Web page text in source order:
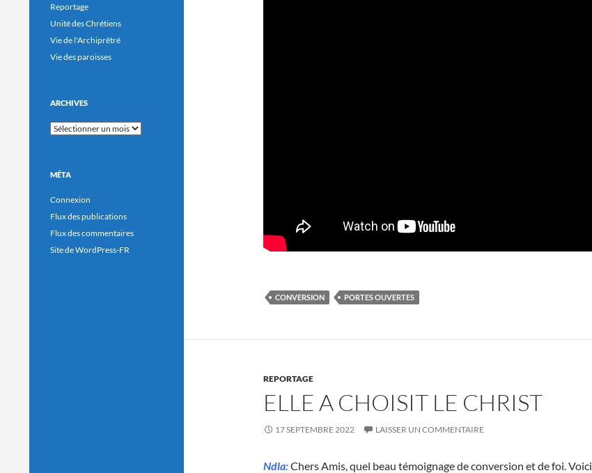
CONVERSION PORTES OUVERTES
REPORTAGE
ELLE A CHOISIT LE CHRIST
17 SEPTEMBRE 2022 LAISSER UN COMMENTAIRE
Ndla:Chers Amis, quel beau témoignage de conversion et de foi. Voici
Reportage
Unité des Chrétiens
Vie de l'Archiprêtré
Vie des paroisses
ARCHIVES
Archives
MÉTA
Connexion
Flux des publications
Flux des commentaires
Site de WordPress-FR